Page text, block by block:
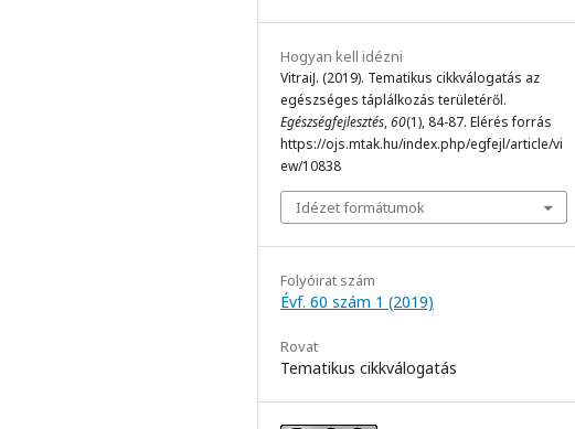
Hogyan kell idézni
VitraiJ. (2019). Tematikus cikkválogatás az
egészséges táplálkozás területéről.
Egészségfejlesztés,60(1), 84-87. Elérés forrás
https://ojs.mtak.hu/index.php/egfejl/article/vi
ew/10838
Idézet formátumok
Folyóirat szám
Évf. 60 szám 1 (2019)
Rovat
Tematikus cikkválogatás